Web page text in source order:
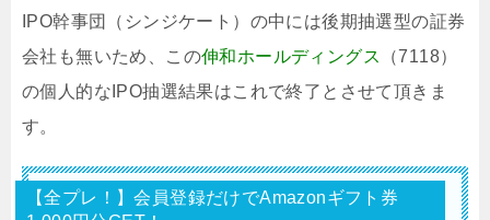
IPO幹事団（シンジケート）の中には後期抽選型の証券
会社も無いため、この伸和ホールディングス
（7118）
の個人的なIPO抽選結果はこれで終了とさせて頂きま
す。
【全プレ！】会員登録だけでAmazonギフト券